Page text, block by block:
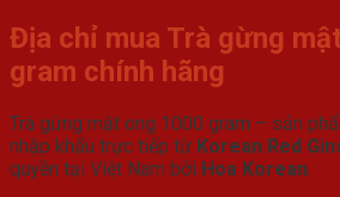
Địa chỉ mua Trà gừng
gram chính hãng
Trà gừng mật ong 1000 gram – sản
nhập khẩu trực tiếp từ Korean Red
quyền tại Việt Nam bởi Hoa Korean.